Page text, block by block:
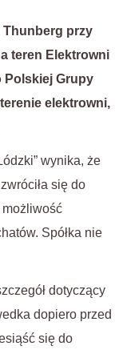
Thunberg przy
teren Elektrowni
Polskiej Grupy
elektrowni,
wynika, że
się do
możliwość
Spółka nie
dotyczący
dopiero przed
się do